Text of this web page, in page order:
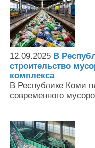
12.09.2025 В
строительство
комплекса
В Республике Коми
современного